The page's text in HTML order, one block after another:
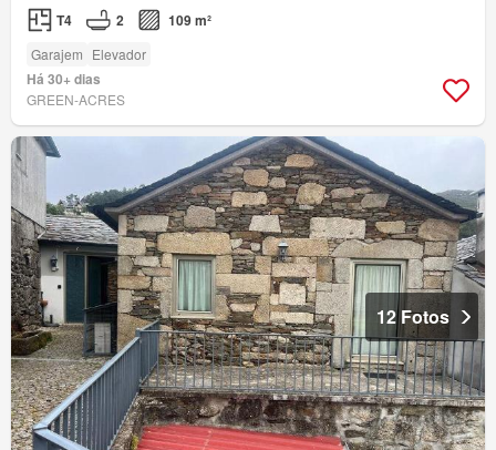
T4 2 109 m²
Garajem Elevador
Há 30+ dias
GREEN-ACRES
12 Fotos